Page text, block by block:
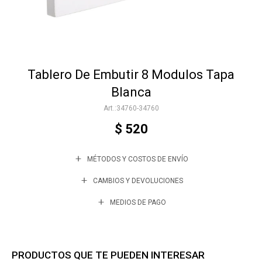
Tablero De Embutir 8 Modulos Tapa
Blanca
34760-34760
$ 520
MÉTODOS Y COSTOS DE ENVÍO
CAMBIOS Y DEVOLUCIONES
MEDIOS DE PAGO
PRODUCTOS QUE TE PUEDEN INTERESAR
Varios